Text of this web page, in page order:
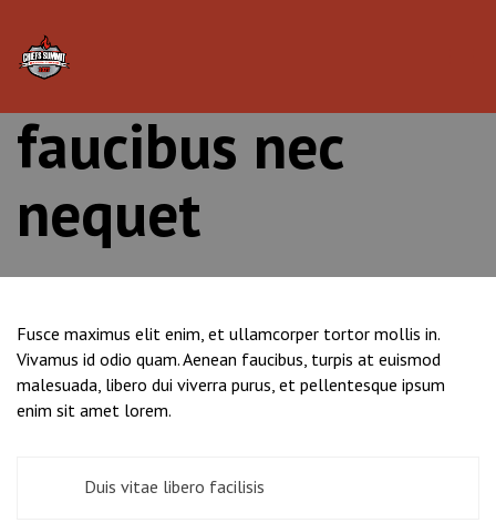
Pellentesque
faucibus nec
nequet
Fusce maximus elit enim, et ullamcorper tortor mollis in.
Vivamus id odio quam. Aenean faucibus, turpis at euismod
malesuada, libero dui viverra purus, et pellentesque ipsum
enim sit amet lorem.
PostDuis vitae libero facilisis